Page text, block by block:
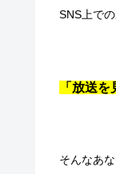
SNS上で
「放送
そんなあ